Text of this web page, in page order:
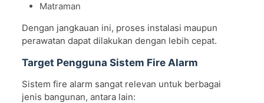
Matraman
Dengan jangkauan ini, proses instalasi maupun
perawatan dapat dilakukan dengan lebih cepat.
Target Pengguna Sistem Fire Alarm
Sistem fire alarm sangat relevan untuk berbagai
jenis bangunan, antara lain: